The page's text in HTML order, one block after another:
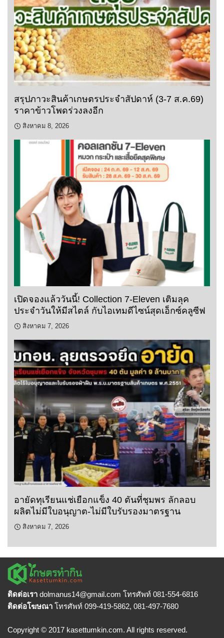
สรุปภาวะสินค้าเกษตรประจำสัปดาห์ (3-7 ส.ค.69)
ราคาข้าวโพดร่วงลงอีก
สิงหาคม 8, 2026
เปิดจองแล้ววันนี้! Collection 7-Eleven เติมลุค
ประจำวันให้มีสไตล์ กับไอเทมดีไซน์สุดเอ็กซ์คลูซีฟ
สิงหาคม 7, 2026
อายัดทุเรียนแช่เยือกแข็ง 40 ตันที่ชุมพร ลักลอบ
ผลิตไม่มีใบอนุญาต-ไม่มีใบรับรองมาตรฐาน
สิงหาคม 7, 2026
ติดต่อเรา dolmanus14@gmail.com โทรศัพท์ 081-554-6816
ติดต่อโฆษณา โทรศัพท์ 099-419-5862, 081-497-7680
Copyright © 2017 kasettumkin.com. All rights reserved.